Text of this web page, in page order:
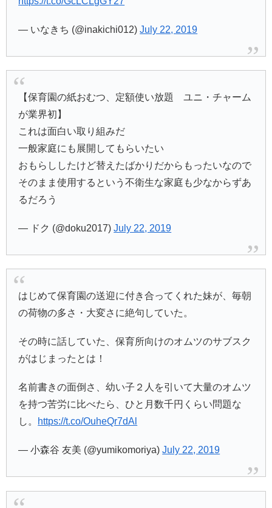
— いなきち (@inakichi012)July 22, 2019
【保育園の紙おむつ、定額使い放題 ユニ・チャーム
が業界初】
これは面白い取り組みだ
一般家庭にも展開してもらいたい
おもらししたけど替えたばかりだからもったいなので
そのまま使用するという不衛生な家庭も少なからずあ
るだろう
— ドク (@doku2017)July 22, 2019
はじめて保育園の送迎に付き合ってくれた妹が、毎朝
の荷物の多さ・大変さに絶句していた。
その時に話していた、保育所向けのオムツのサブスク
がはじまったとは！
名前書きの面倒さ、幼い子２人を引いて大量のオムツ
を持つ苦労に比べたら、ひと月数千円くらい問題な
し。
https://t.co/OuheQr7dAl
— 小森谷 友美 (@yumikomoriya)July 22, 2019